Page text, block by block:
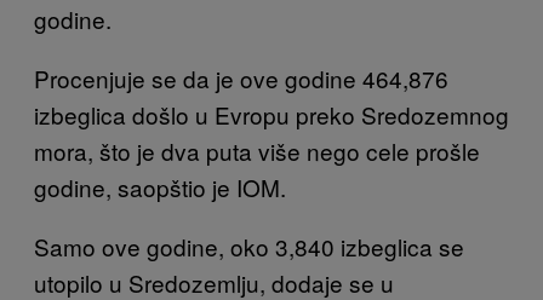
godine.
Procenjuje se da je ove godine 464,876
izbeglica došlo u Evropu preko Sredozemnog
mora, što je dva puta više nego cele prošle
godine, saopštio je IOM.
Samo ove godine, oko 3,840 izbeglica se
utopilo u Sredozemlju, dodaje se u